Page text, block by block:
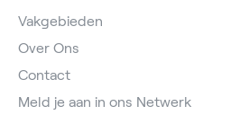
Vakgebieden
Over Ons
Contact
Meld je aan in ons Netwerk